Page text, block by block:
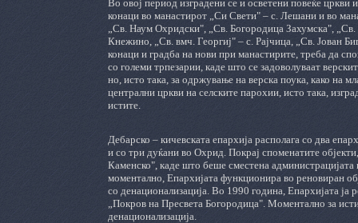
Во овој период изградени се и осветени повеќе
конаци во манастирот „Си Свети" – с. Лешани и во
„Св. Наум Охридски", „Св. Богородица Захумска",
Кнежино, „Св. вмч. Георгиј" – с. Рајчица, „Св. Јован
конаци и градба на нови при манастирите, треба да
со големи трпезарии, каде што се задоволуваат
но, исто така, за одржување на верска поука, како на
централни цркви на селските парохии, исто така,
истите.
Дебарско – кичевската епархија располага со два
и со три дуќани во Охрид. Покрај споменатите
Каменско", каде што беше сместена администрацијата
моментално, Епархијата функционира во реновиран
со денационализација. Во 1990 година, Епархијата ја
„Покров на Пресвета Богородица". Моментално за
денационализација.